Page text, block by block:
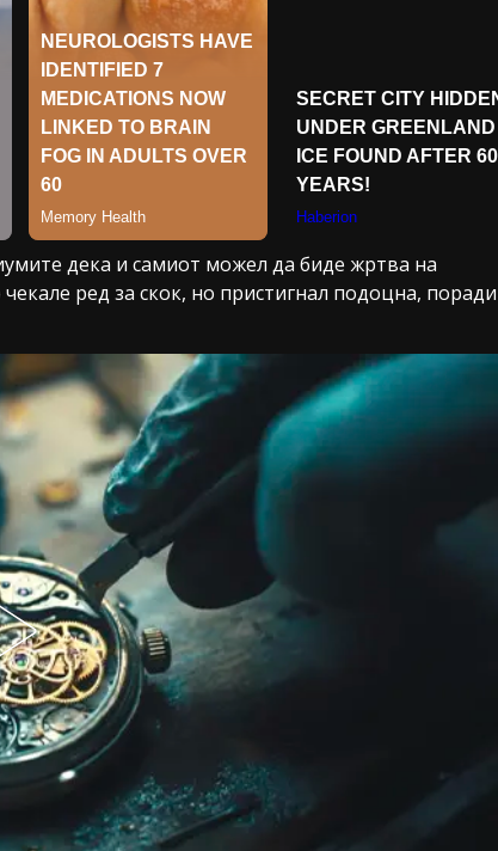
дека и самиот можел да биде жртва на
чекале ред за скок, но пристигнал подоцна, поради